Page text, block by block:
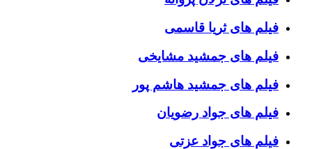
فیلم های ثریا قاسمی
فیلم های جمشید مشایخی
فیلم های جمشید هاشم پور
فیلم های جواد رضویان
فیلم های جواد عزتی